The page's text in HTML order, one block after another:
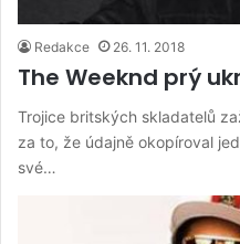
Redakce 26. 11. 2018
The Weeknd prý
Trojice britských skladatelů
za to, že údajně okopíroval
své…